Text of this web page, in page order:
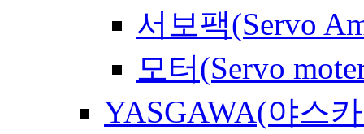
서보팩(Servo
모터(Servo
YASGAWA(야스